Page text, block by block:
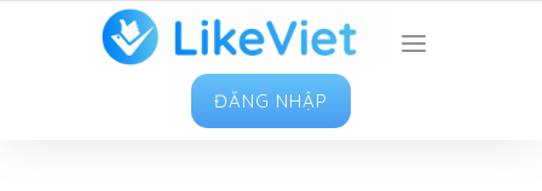
TOP 1 ỨNG DỤNG TĂNG LIKE HAY NHẤT VIỆT
NAM
ĐĂNG NHẬP